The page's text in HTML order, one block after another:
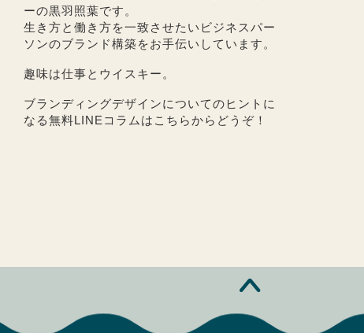
ーの黒羽照葉です。
生き方と働き方を一致させたいビジネスパー
ソンのブランド構築をお手伝いしています。
趣味は仕事とウイスキー。
ブランディングデザインについてのヒントに
なる無料LINEコラムは こちらからどうぞ！